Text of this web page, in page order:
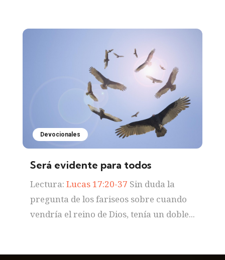
Devocionales
Será evidente para todos
Lectura: Lucas 17:20-37 Sin duda la
pregunta de los fariseos sobre cuando
vendría el reino de Dios, tenía un doble...